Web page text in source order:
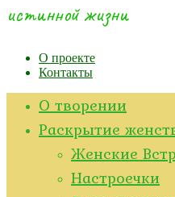
истинной жизни
О проекте
Контакты
О творении
Раскрытие
Женские
Настроечки